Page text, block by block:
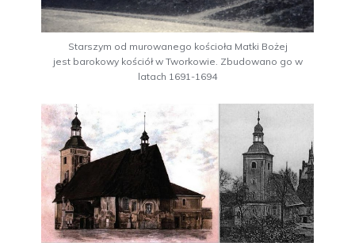
Starszym od murowanego kościoła Matki Bożej
jest barokowy kościół w Tworkowie. Zbudowano go w
latach 1691-1694